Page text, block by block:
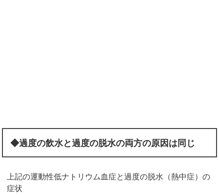
◆過度の飲水と過度の脱水の両方の原因は同じ
上記の運動性低ナトリウム血症と過度の脱水（熱中症）の
症状